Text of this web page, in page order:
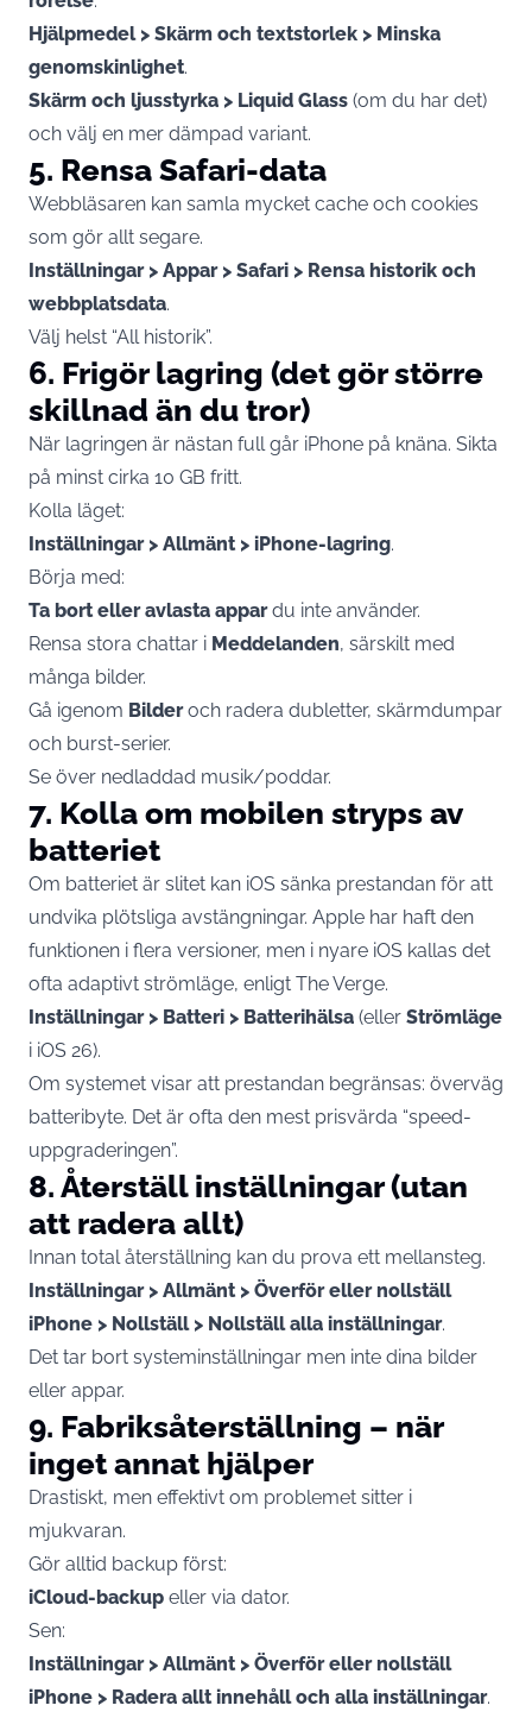
Hjälpmedel > Skärm och textstorlek > Minska
genomskinlighet.
Skärm och ljusstyrka > Liquid Glass (om du har det)
och välj en mer dämpad variant.
5. Rensa Safari-data
Webbläsaren kan samla mycket cache och cookies
som gör allt segare.
Inställningar > Appar > Safari > Rensa historik och
webbplatsdata.
Välj helst “All historik”.
6. Frigör lagring (det gör större
skillnad än du tror)
När lagringen är nästan full går iPhone på knäna. Sikta
på minst cirka 10 GB fritt.
Kolla läget:
Inställningar > Allmänt > iPhone-lagring.
Börja med:
Ta bort eller avlasta appardu inte använder.
Rensa stora chattar i Meddelanden, särskilt med
många bilder.
Gå igenom Bilderoch radera dubletter, skärmdumpar
och burst-serier.
Se över nedladdad musik/poddar.
7. Kolla om mobilen stryps av
batteriet
Om batteriet är slitet kan iOS sänka prestandan för att
undvika plötsliga avstängningar. Apple har haft den
funktionen i flera versioner, men i nyare iOS kallas det
ofta adaptivt strömläge, enligt The Verge.
Inställningar > Batteri > Batterihälsa (eller Strömläge
i iOS 26).
Om systemet visar att prestandan begränsas: överväg
batteribyte. Det är ofta den mest prisvärda “speed-
uppgraderingen”.
8. Återställ inställningar (utan
att radera allt)
Innan total återställning kan du prova ett mellansteg.
Inställningar > Allmänt > Överför eller nollställ
iPhone > Nollställ > Nollställ alla inställningar.
Det tar bort systeminställningar men inte dina bilder
eller appar.
9. Fabriksåterställning – när
inget annat hjälper
Drastiskt, men effektivt om problemet sitter i
mjukvaran.
Gör alltid backup först:
iCloud-backup eller via dator.
Sen:
Inställningar > Allmänt > Överför eller nollställ
iPhone > Radera allt innehåll och alla inställningar.